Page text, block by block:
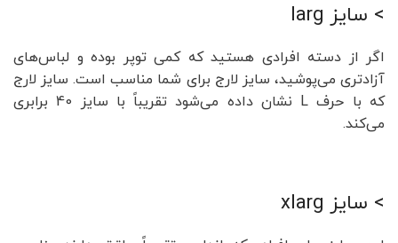
> سایز larg
اگر از دسته افرادی هستید که کمی توپر بوده و لباس‌های
آزادتری می‌پوشید، سایز لارج برای شما مناسب است. سایز لارج
که با حرف L نشان داده می‌شود تقریباً با سایز 40 برابری
می‌کند.
> سایز xlarg